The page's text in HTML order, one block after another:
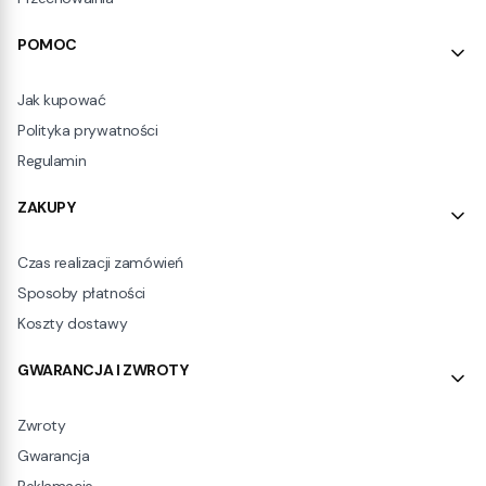
POMOC
Jak kupować
Polityka prywatności
Regulamin
ZAKUPY
Czas realizacji zamówień
Sposoby płatności
Koszty dostawy
GWARANCJA I ZWROTY
Zwroty
Gwarancja